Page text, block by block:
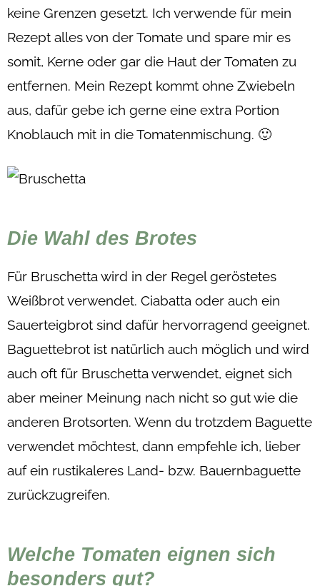
keine Grenzen gesetzt. Ich verwende für mein
Rezept alles von der Tomate und spare mir es
somit, Kerne oder gar die Haut der Tomaten zu
entfernen. Mein Rezept kommt ohne Zwiebeln
aus, dafür gebe ich gerne eine extra Portion
Knoblauch mit in die Tomatenmischung. 🙂
Die Wahl des Brotes
Für Bruschetta wird in der Regel geröstetes
Weißbrot verwendet. Ciabatta oder auch ein
Sauerteigbrot sind dafür hervorragend geeignet.
Baguettebrot ist natürlich auch möglich und wird
auch oft für Bruschetta verwendet, eignet sich
aber meiner Meinung nach nicht so gut wie die
anderen Brotsorten. Wenn du trotzdem Baguette
verwendet möchtest, dann empfehle ich, lieber
auf ein rustikaleres Land- bzw. Bauernbaguette
zurückzugreifen.
Welche Tomaten eignen sich
besonders gut?